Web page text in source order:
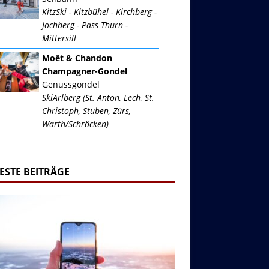
KitzSki - Kitzbühel - Kirchberg -
Jochberg - Pass Thurn -
Mittersill
Moët & Chandon
Champagner-Gondel
Genussgondel
SkiArlberg (St. Anton, Lech, St.
Christoph, Stuben, Zürs,
Warth/Schröcken)
BEITRÄGE